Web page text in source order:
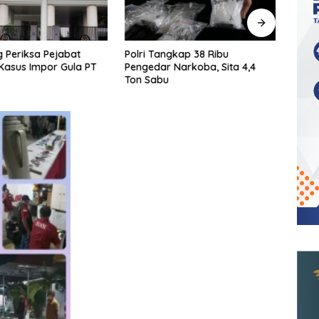
Periksa Pejabat
Impor Gula PT
Polri Tangkap 38 Ribu
Pengedar Narkoba, Sita 4,4
Ton Sabu